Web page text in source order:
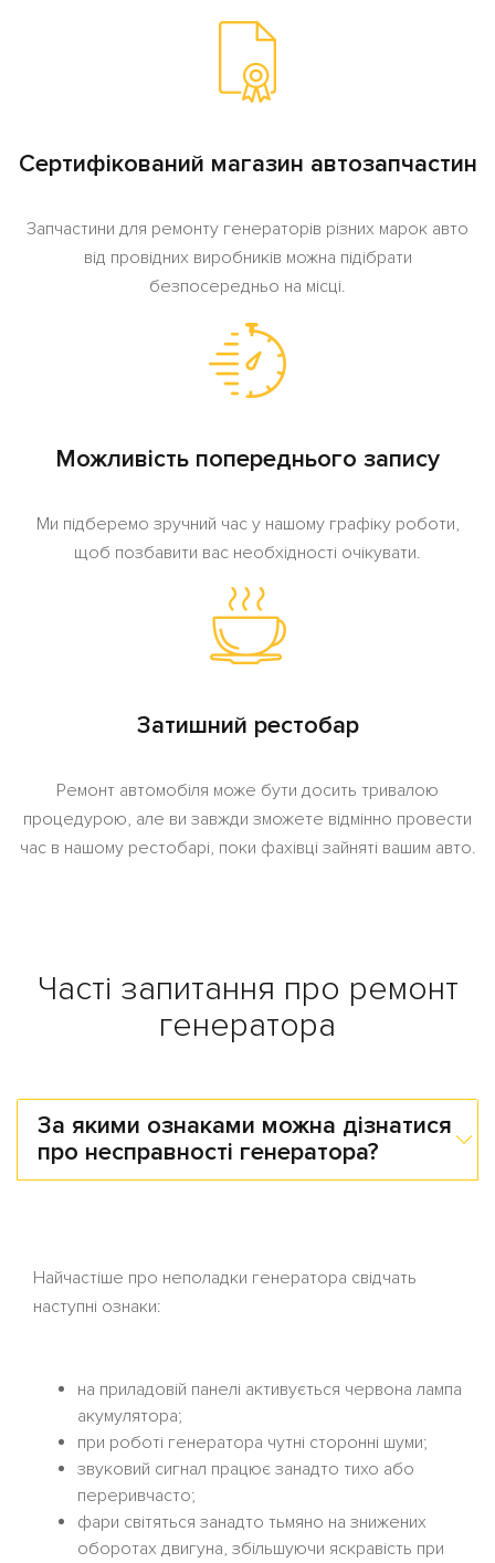
Сертифікований магазин автозапчастин
Запчастини для ремонту генераторів різних марок авто
від провідних виробників можна підібрати
безпосередньо на місці.
Можливість попереднього запису
Ми підберемо зручний час у нашому графіку роботи,
щоб позбавити вас необхідності очікувати.
Затишний рестобар
Ремонт автомобіля може бути досить тривалою
процедурою, але ви завжди зможете відмінно провести
час в нашому рестобарі, поки фахівці зайняті вашим авто.
Часті запитання про ремонт
генератора
За якими ознаками можна дізнатися
про несправності генератора?
Найчастіше про неполадки генератора свідчать
наступні ознаки:
на приладовій панелі активується червона лампа
акумулятора;
при роботі генератора чутні сторонні шуми;
звуковий сигнал працює занадто тихо або
переривчасто;
фари світяться занадто тьмяно на знижених
оборотах двигуна, збільшуючи яскравість при